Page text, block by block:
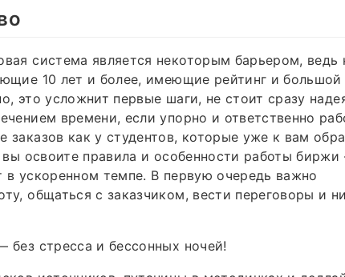
система является некоторым барьером, ведь
10 лет и более, имеющие рейтинг и большой
это усложнит первые шаги, не стоит сразу
времени, если упорно и ответственно
заказов как у студентов, которые уже к вам
вы освоите правила и особенности работы
в ускоренном темпе. В первую очередь важно
общаться с заказчиком, вести переговоры и
стресса и бессонных ночей!